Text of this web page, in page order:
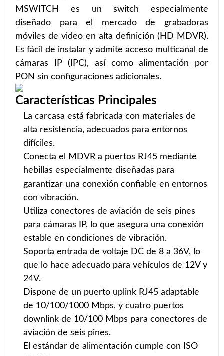
MSWITCH es un switch especialmente
diseñado para el mercado de grabadoras
móviles de video en alta definición (HD MDVR).
Es fácil de instalar y admite acceso multicanal de
cámaras IP (IPC), así como alimentación por
PON sin configuraciones adicionales.
Características Principales
La carcasa está fabricada con materiales de
alta resistencia, adecuados para entornos
difíciles.
Conecta el MDVR a puertos RJ45 mediante
hebillas especialmente diseñadas para
garantizar una conexión confiable en entornos
con vibración.
Utiliza conectores de aviación de seis pines
para cámaras IP, lo que asegura una conexión
estable en condiciones de vibración.
Soporta entrada de voltaje DC de 8 a 36V, lo
que lo hace adecuado para vehículos de 12V y
24V.
Dispone de un puerto uplink RJ45 adaptable
de 10/100/1000 Mbps, y cuatro puertos
downlink de 10/100 Mbps para conectores de
aviación de seis pines.
El estándar de alimentación cumple con ISO